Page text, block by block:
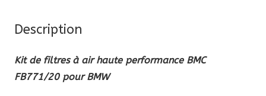
air
performance
BMC
Description
Kit de filtres à air haute performance BMC
FB771/20 pour BMW